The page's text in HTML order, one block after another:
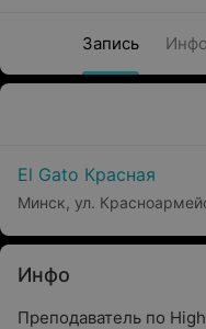
Запись Инфо
El Gato Красная
Минск, ул.
Инфо
Преподаватель по